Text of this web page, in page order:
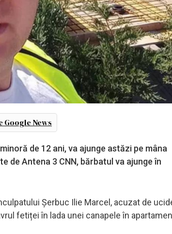
Google News
de 12 ani, va ajunge astăzi pe mâna
Antena 3 CNN, bărbatul va ajunge în
Șerbuc Ilie Marcel, acuzat de
fetiței în lada unei canapele în